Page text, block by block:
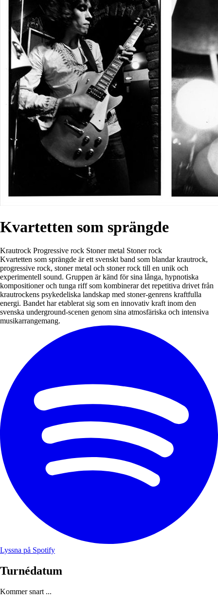
Kvartetten som sprängde
Krautrock Progressive rock Stoner metal Stoner rock
Kvartetten som sprängde är ett svenskt band som blandar krautrock,
progressive rock, stoner metal och stoner rock till en unik och
experimentell sound. Gruppen är känd för sina långa, hypnotiska
kompositioner och tunga riff som kombinerar det repetitiva drivet från
krautrockens psykedeliska landskap med stoner-genrens kraftfulla
energi. Bandet har etablerat sig som en innovativ kraft inom den
svenska underground-scenen genom sina atmosfäriska och intensiva
musikarrangemang.
Lyssna på Spotify
Turnédatum
Kommer snart ...